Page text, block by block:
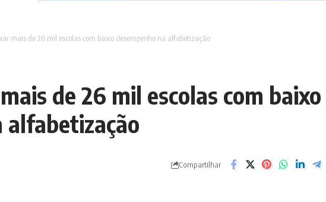
mais de 26 mil escolas com baixo desempenho na alfabetização
de 26 mil escolas com baixo
alfabetização
Compartilhar